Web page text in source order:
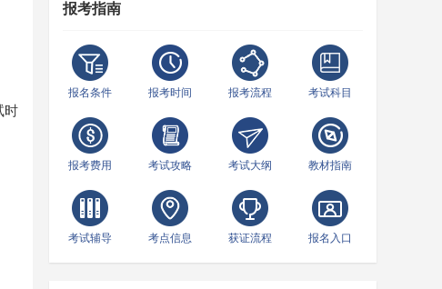
时
报考指南
报名条件 报考时间 报考流程 考试科目
报考费用 考试攻略 考试大纲 教材指南
考试辅导 考点信息 获证流程 报名入口